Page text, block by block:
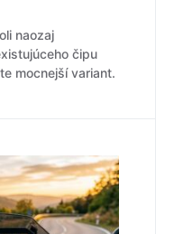
naozaj
čipu
mocnejší variant.